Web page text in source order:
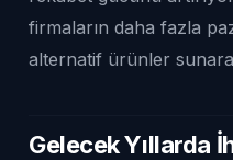
firmaların daha fazla
alternatif ürünler
Gelecek Yıllarda